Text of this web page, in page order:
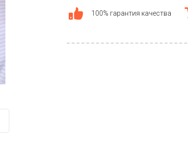
100% гарантия качества